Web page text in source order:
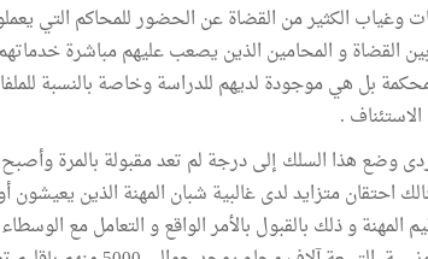
وغياب الكثير من القضاة عن الحضور للمحاكم التي
القضاة و المحامين الذين يصعب عليهم مباشرة
بل هي موجودة لديهم للدراسة وخاصة بالنسبة
.
وضع هذا السلك إلى درجة لم تعد مقبولة بالمرة
احتقان متزايد لدى غالبية شبان المهنة الذين
المهنة و ذلك بالقبول بالأمر الواقع و التعامل مع